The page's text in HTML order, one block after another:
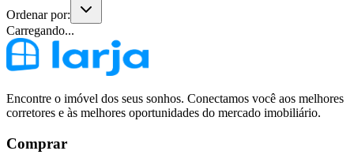
Ordenar por:
Carregando...
Encontre o imóvel dos seus sonhos. Conectamos você aos melhores
corretores e às melhores oportunidades do mercado imobiliário.
Comprar